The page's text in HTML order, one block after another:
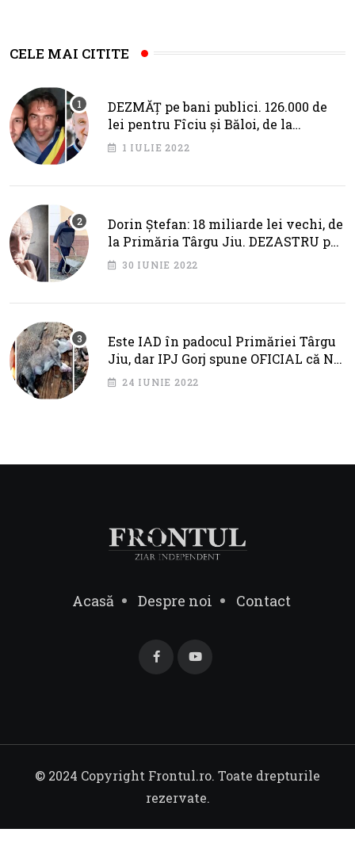
CELE MAI CITITE
DEZMĂȚ pe bani publici. 126.000 de
lei pentru Fîciu și Băloi, de la
primarul Cotojman
1 IULIE 2022
Dorin Ștefan: 18 miliarde lei vechi, de
la Primăria Târgu Jiu. DEZASTRU pe
AXA BRÂNCUȘI
30 IUNIE 2022
Este IAD în padocul Primăriei Târgu
Jiu, dar IPJ Gorj spune OFICIAL că NU
SUNT PROBLEME!
24 IUNIE 2022
Acasă Despre noi Contact
© 2024 Copyright Frontul.ro. Toate drepturile
rezervate.